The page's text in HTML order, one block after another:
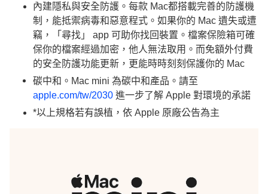
內建隱私與安全防護。每款 Mac都搭載完善的防護機
制，能抵禦病毒和惡意程式。如果你的 Mac 遺失或遭
竊，「尋找」 app 可助你找回裝置。檔案保險箱可確
保你的檔案經過加密，他人無法取用。而免額外付費
的安全防護功能更新，更能時時刻刻保護你的 Mac
碳中和。Mac mini 為碳中和產品。請至
apple.com/tw/2030 進一步了解 Apple 對環境的承諾
*以上規格若有誤植，依 Apple 原廠公告為主